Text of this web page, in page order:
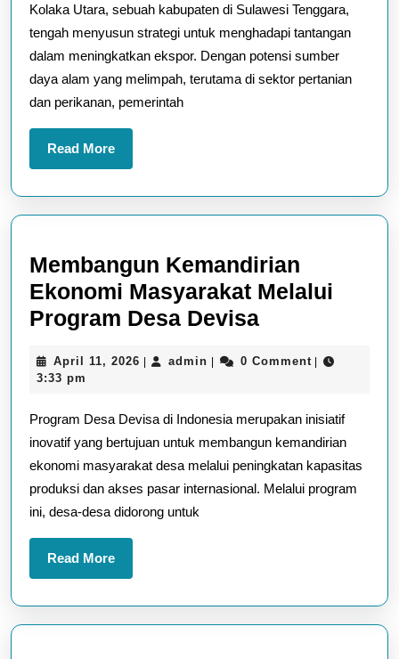
untuk
Menghadapi
Tantangan
Kolaka Utara, sebuah kabupaten di Sulawesi Tenggara,
tengah menyusun strategi untuk menghadapi tantangan
dalam meningkatkan ekspor. Dengan potensi sumber
daya alam yang melimpah, terutama di sektor pertanian
dan perikanan, pemerintah
Read MoreRead
More
Membangun Kemandirian
Ekonomi Masyarakat Melalui
Program Desa DevisaMembangun
Ekonomi
Melalui
Program
Desa
Devisa
April 11, 2026 April
| admin admin
| 0 Comment |
3:33 pm
Program Desa Devisa di Indonesia merupakan inisiatif
inovatif yang bertujuan untuk membangun kemandirian
ekonomi masyarakat desa melalui peningkatan kapasitas
produksi dan akses pasar internasional. Melalui program
ini, desa-desa didorong untuk
Read MoreRead
More